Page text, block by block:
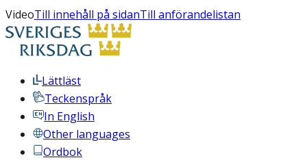
VideoTill innehåll på sidanTill anförandelistan
Lättläst
Teckenspråk
In English
Other languages
Ordbok